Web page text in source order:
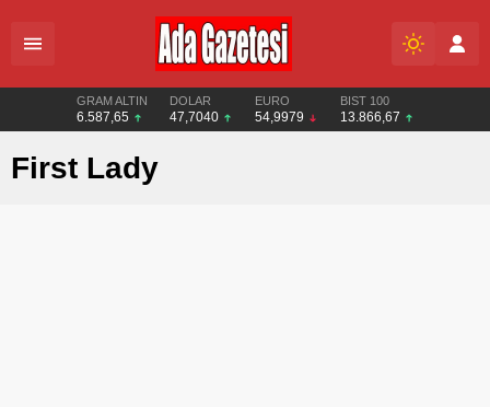
GRAM ALTIN
6.587,65
DOLAR
47,7040
EURO
54,9979
BIST 100
13.866,67
First Lady